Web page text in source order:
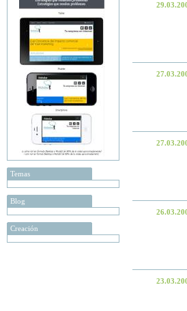
Temas
Blog
Creación